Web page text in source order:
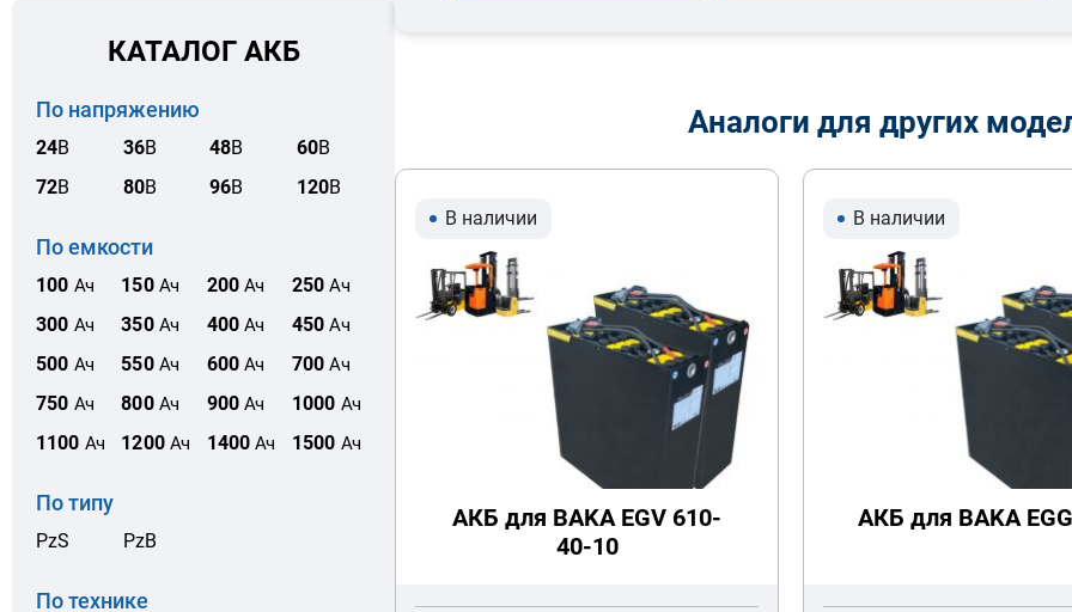
КАТАЛОГ АКБ
По напряжению
24В 36В 48В 60В
72В 80В 96В 120В
По емкости
100 Ач 150Ач 200Ач 250 Ач
300 Ач 350Ач 400Ач 450 Ач
500 Ач 550Ач 600Ач 700 Ач
750 Ач 800Ач 900Ач 1000 Ач
1100 Ач 1200Ач 1400 Ач 1500 Ач
По типу
PzS PzB
По технике
Аналоги для других
В наличии
АКБ для BAKA EGV 610-
40-10
В наличии
АКБ для BAKA